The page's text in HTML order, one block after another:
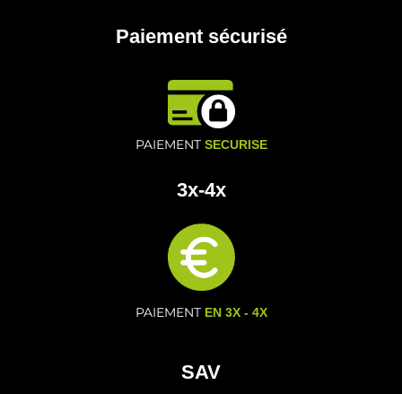
Paiement sécurisé
PAIEMENT SECURISE
3x-4x
PAIEMENT EN 3X - 4X
SAV